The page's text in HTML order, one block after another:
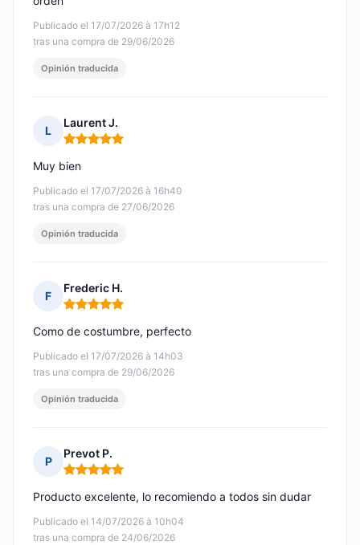
Publicado el 17/07/2026 à 17h12
tras una compra de 29/06/2026
Opinión traducida
L
Laurent J.
Nota: 5 de 5
Publicado el 17/07/2026 à 16h40
tras una compra de 27/06/2026
Muy bien
Opinión traducida
F
Frederic H.
Nota: 5 de 5
Publicado el 17/07/2026 à 14h03
tras una compra de 29/06/2026
Como de costumbre, perfecto
Opinión traducida
P
Prevot P.
Nota: 5 de 5
Publicado el 14/07/2026 à 10h04
tras una compra de 24/06/2026
Producto excelente, lo recomiendo a todos sin dudar